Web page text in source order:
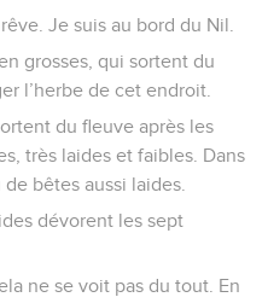
Je suis au bord du Nil.
grosses, qui sortent du
l’herbe de cet endroit.
du fleuve après les
très laides et faibles. Dans
bêtes aussi laides.
dévorent les sept
ne se voit pas du tout. En